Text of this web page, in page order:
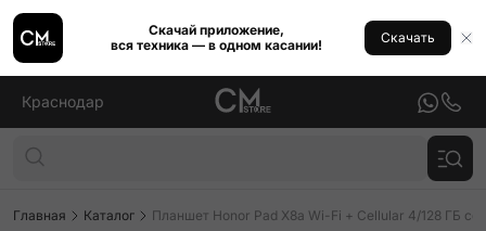
Скачай приложение,
вся техника — в одном касании!
Скачать
Краснодар
Главная Каталог Планшет Honor Pad X8a Wi-Fi + Cellular 4/128 ГБ